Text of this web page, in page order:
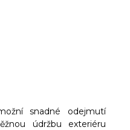
snadné odejmutí
údržbu exteriéru